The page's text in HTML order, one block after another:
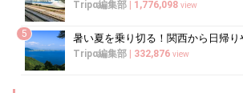
Tripα編集部 | 1,776,098 view
5
Tripα編集部 | 332,876 view